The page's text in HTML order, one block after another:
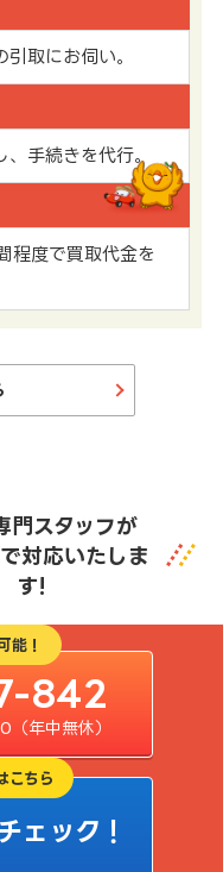
取にお伺い。
手続きを代行。
程度で買取代金を
門スタッフが
対応いたしま
す!
能！
842
年中無休）
こちら
ェック！